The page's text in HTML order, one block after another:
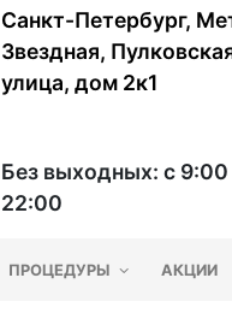
Санкт-Петербург,
Звездная,
улица, дом 2к1
Без выходных: с
22:00
ПРОЦЕДУРЫ АКЦИИ